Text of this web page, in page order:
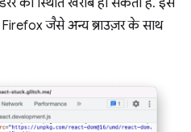
की स्थिति खराब हो सकती है. इस
जैसे अन्य ब्राउज़र के साथ